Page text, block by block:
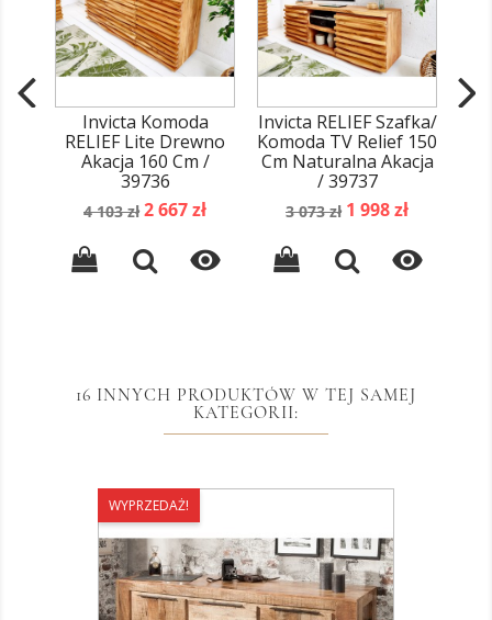
Invicta Komoda
RELIEF Lite Drewno
Akacja 160 Cm /
39736
Cena
4 103 zł Cena
2 667 zł

Invicta RELIEF Szafka/
Komoda TV Relief 150
Cm Naturalna Akacja
/ 39737
Cena
3 073 zł Cena
1 998 zł

16 INNYCH PRODUKTÓW W TEJ SAMEJ
KATEGORII:
WYPRZEDAŻ!